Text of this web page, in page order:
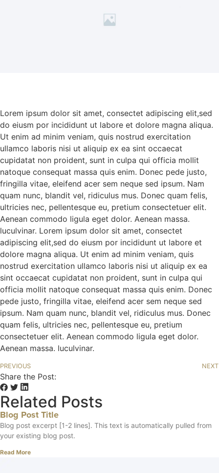
Lorem ipsum dolor sit amet, consectet adipiscing elit,sed
do eiusm por incididunt ut labore et dolore magna aliqua.
Ut enim ad minim veniam, quis nostrud exercitation
ullamco laboris nisi ut aliquip ex ea sint occaecat
cupidatat non proident, sunt in culpa qui officia mollit
natoque consequat massa quis enim. Donec pede justo,
fringilla vitae, eleifend acer sem neque sed ipsum. Nam
quam nunc, blandit vel, ridiculus mus. Donec quam felis,
ultricies nec, pellentesque eu, pretium consectetuer elit.
Aenean commodo ligula eget dolor. Aenean massa.
luculvinar. Lorem ipsum dolor sit amet, consectet
adipiscing elit,sed do eiusm por incididunt ut labore et
dolore magna aliqua. Ut enim ad minim veniam, quis
nostrud exercitation ullamco laboris nisi ut aliquip ex ea
sint occaecat cupidatat non proident, sunt in culpa qui
officia mollit natoque consequat massa quis enim. Donec
pede justo, fringilla vitae, eleifend acer sem neque sed
ipsum. Nam quam nunc, blandit vel, ridiculus mus. Donec
quam felis, ultricies nec, pellentesque eu, pretium
consectetuer elit. Aenean commodo ligula eget dolor.
Aenean massa. luculvinar.
PREVIOUS NEXT
Share the Post:
Related Posts
Blog Post Title
Blog post excerpt [1-2 lines]. This text is automatically pulled from
your existing blog post.
Read More